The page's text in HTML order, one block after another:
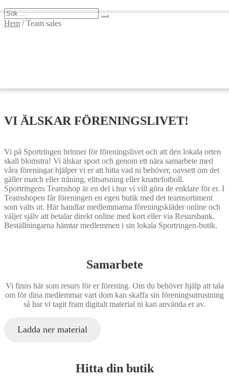
Sök
efter:
Hem /Team sales
VI ÄLSKAR FÖRENINGSLIVET!
Vi på Sportringen brinner för föreningslivet och att den lokala orten
skall blomstra! Vi älskar sport och genom ett nära samarbete med
våra föreningar hjälper vi er att hitta vad ni behöver, oavsett om det
gäller match eller träning, elitsatsning eller knattefotboll.
Sportringens Teamshop är en del i hur vi vill göra de enklare för er. I
Teamshopen får föreningen en egen butik med det teamsortiment
som valts ut. Här handlar medlemmarna föreningskläder online och
väljer själv att betalar direkt online med kort eller via Resursbank.
Beställningarna hämtar medlemmen i sin lokala Sportringen-butik.
Samarbete
Vi finns här som resurs för er förening. Om du behöver hjälp att tala
om för dina medlemmar vart dom kan skaffa sin föreningsutrustning
så har vi tagit fram digitalt material ni kan använda er av.
Ladda ner material
Hitta din butik